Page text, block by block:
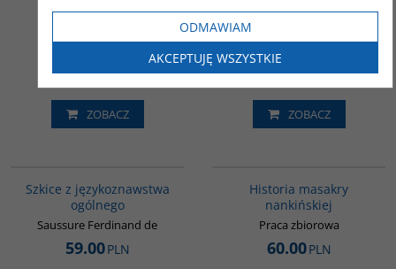
Mejor Marek
45.00
ZOBACZ
Corbin Henry
63.00
ZOBACZ
Szkice z językoznawstwa
ogólnego
Saussure Ferdinand de
59.00PLN
Historia masakry
nankińskiej
Praca zbiorowa
60.00PLN
ODMAWIAM
AKCEPTUJĘ WSZYSTKIE